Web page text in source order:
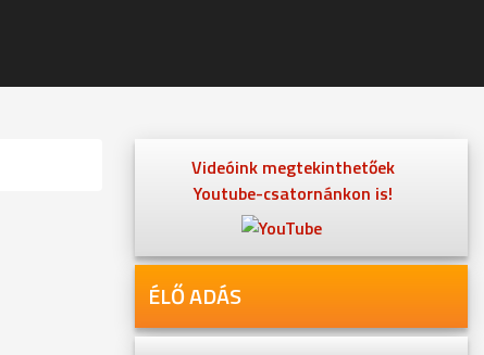
Videóink megtekinthetőek
Youtube-csatornánkon is!
ÉLŐ ADÁS